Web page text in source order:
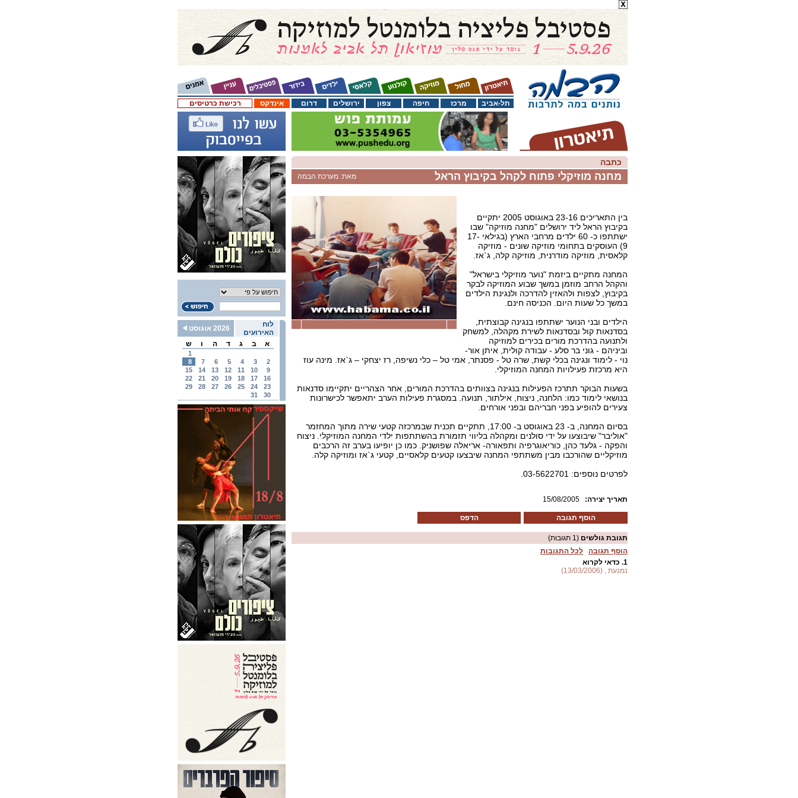
רכישת כרטיסים אינדקס דרום ירושלים צפון חיפה מרכז תל-אביב
לוח
האירועים
2026 אוגוסט
א
ב ג ד ה ו ש
1
2
3
4
5
6
7
8
9
10
11
12
13
14
15
16
17
18
19
20
21
22
23
24
25
26
27
28
29
30
31
כתבה
מאת: מערכת הבמה מחנה מוזיקלי פתוח לקהל בקיבוץ הראל
בין התאריכים 23-16 באוגוסט 2005 יתקיים
בקיבוץ הראל ליד ירושלים "מחנה מוזיקה" שבו
ישתתפו כ- 60 ילדים מרחבי הארץ (בגילאי 17-
9) העוסקים בתחומי מוזיקה שונים - מוזיקה
קלאסית, מוזיקה מודרנית, מוזיקה קלה, ג`אז.
המחנה מתקיים ביזמת "נוער מוזיקלי בישראל"
והקהל הרחב מוזמן במשך שבוע המוזיקה לבקר
בקיבוץ, לצפות ולהאזין להדרכה ולנגינת הילדים
במשך כל שעות היום. הכניסה חינם.
הילדים ובני הנוער ישתתפו בנגינה קבוצתית,
בסדנאות קול ובסדנאות לשירת מקהלה, למשחק
ולתנועה בהדרכת מורים בכירים למוזיקה
וביניהם - גוני בר סלע - עבודה קולית, איתן אור-
נוי - לימוד ונגינה בכלי קשת, שרה טל - פסנתר, אמי טל – כלי נשיפה, רז יצחקי – ג`אז. מינה עוז
היא מרכזת פעילויות המחנה המוזיקלי.
בשעות הבוקר תתרכז הפעילות בנגינה בצוותים בהדרכת המורים, אחר הצהריים יתקיימו סדנאות
בנושאי לימוד כמו: הלחנה, ניצוח, אילתור, תנועה. במסגרת פעילות הערב יתאפשר לכישרונות
צעירים להופיע בפני חבריהם ובפני אורחים.
בסיום המחנה, ב- 23 באוגוסט ב- 17:00, תתקיים תכנית שבמרכזה קטעי שירה מתוך המחזמר
"אוליבר" שיבוצעו על ידי סולנים ומקהלה בליווי תזמורת בהשתתפות ילדי המחנה המוזיקלי. ניצוח
והפקה - גלעד כהן, כוריאוגרפיה ותפאורה- אריאלה שפושניק. כמו כן יופיעו בערב זה הרכבים
מוזיקליים שהורכבו מבין משתתפי המחנה שיבצעו קטעים קלאסיים, קטעי ג`אז ומוזיקה קלה.
לפרטים נוספים: 03-5622701.
15/08/2005 :תאריך יצירה
הדפס הוסף תגובה
תגובת גולשים (1 תגובות)
הוסף תגובה
לכל התגובות
1. כדאי לקרוא
נמנעת , (13/03/2006)